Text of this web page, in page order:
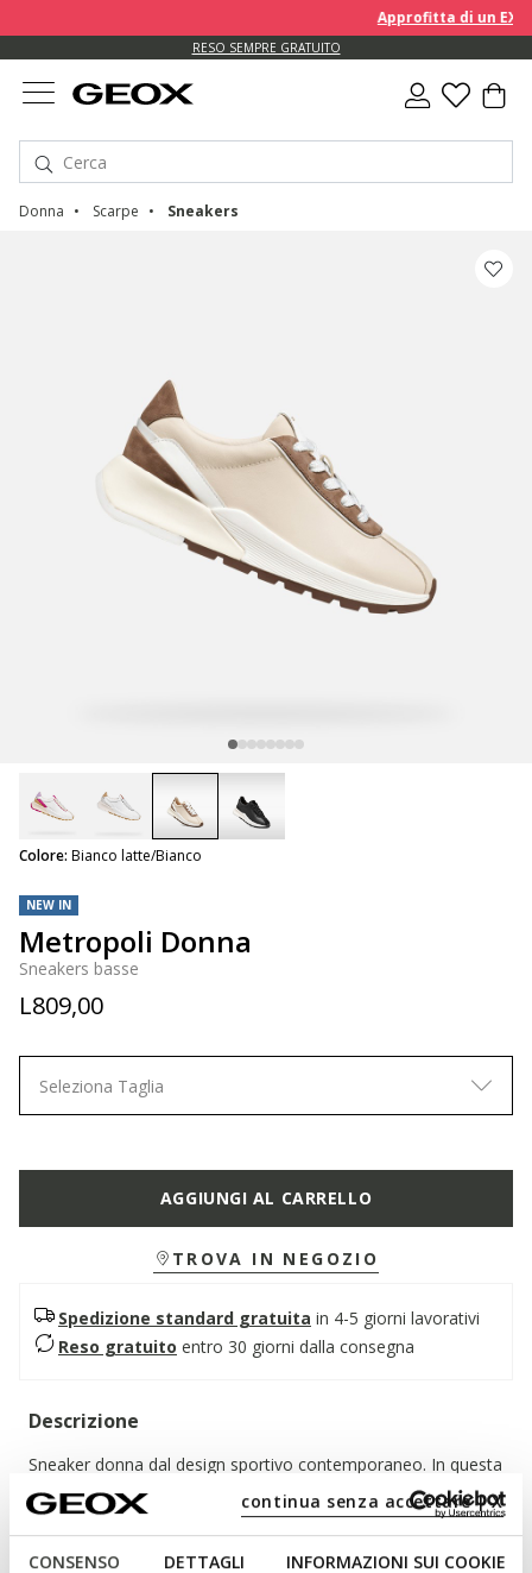
CONSENSO DETTAGLI INFORMAZIONI SUI COOKIE
continua senza accettare | X
Approfitta di un
RESO SEMPRE GRATUITO
Donna Scarpe Sneakers
NEW IN
Metropoli Donna
Sneakers basse
L809,00
Colore: Bianco latte/Biancoselected
Seleziona Taglia
AGGIUNGI AL CARRELLO
TROVA IN NEGOZIO
Spedizione standard gratuita in 4-5 giorni lavorativi
Reso gratuito entro 30 giorni dalla consegna
Descrizione
Sneaker donna dal design sportivo contemporaneo. In questa
variante che mixa bianco latte e bianco, presenta una tomaia
in morbida nappa e nabuk. Traspirante e confortevole,
Metropoli regala un tocco originale e ricercato ai look